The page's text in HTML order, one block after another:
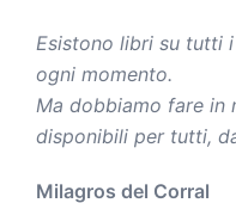
Esistono libri su tutti
ogni momento.
Ma dobbiamo fare in
disponibili per tutti,
Milagros del Corral